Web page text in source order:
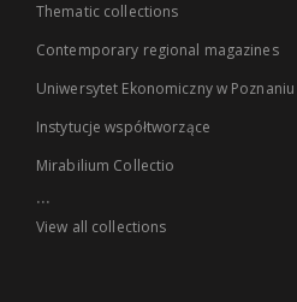
Thematic collections
Contemporary regional magazines
Uniwersytet Ekonomiczny w Poznaniu
Instytucje współtworzące
Mirabilium Collectio
...
View all collections